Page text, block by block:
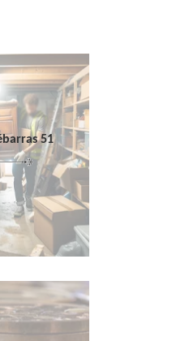
51